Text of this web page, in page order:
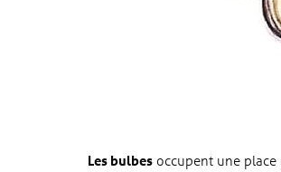
Les bulbes occupent une